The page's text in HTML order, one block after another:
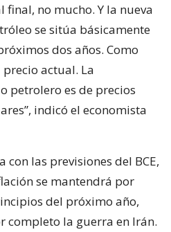
final, no mucho. Y la nueva
se sitúa básicamente
dos años. Como
actual. La
petrolero es de precios
indicó el economista
con las previsiones del BCE,
se mantendrá por
del próximo año,
completo la guerra en Irán.